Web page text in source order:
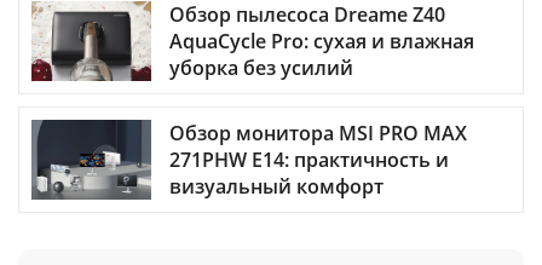
Обзор пылесоса Dreame Z40
AquaCycle Pro: сухая и влажная
уборка без усилий
Обзор монитора MSI PRO MAX
271PHW E14: практичность и
визуальный комфорт